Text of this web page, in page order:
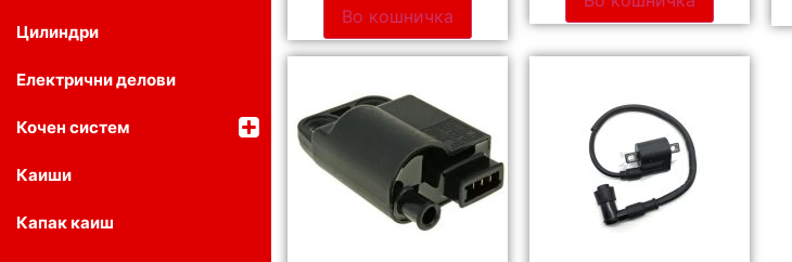
Цилиндри
Електрични делови
Кочен систем
Каиши
Капак каиш
Во кошничка